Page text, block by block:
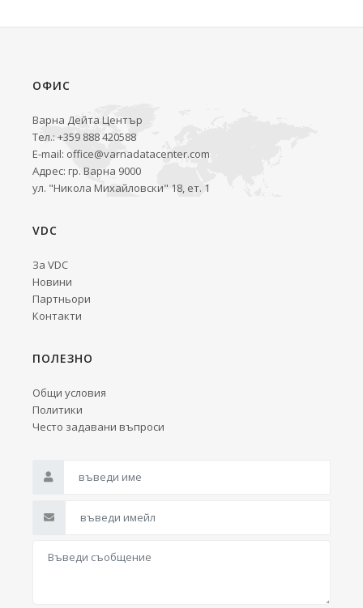
ОФИС
Варна Дейта Център
Тел.: +359 888 420588
E-mail: office@varnadatacenter.com
Адрес: гр. Варна 9000
ул. "Никола Михайловски" 18, ет. 1
VDC
За VDC
Новини
Партньори
Контакти
ПОЛЕЗНО
Общи условия
Политики
Често задавани въпроси